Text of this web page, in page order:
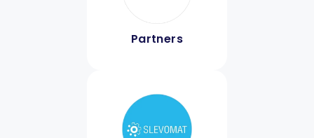
Partners